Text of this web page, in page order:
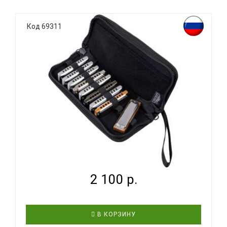
особенности: открывается по всей длине
материал верха: полиэстр PVC утеплитель:
поролон 5 мм подкладка: спанбонд молния: размер
(5) комплектация: есть карман,..
Код 69311
AMC ГС 1 - ЧЕХОЛ ДЛЯ ГУБНЫХ ГАРМОШЕК...
2 100 р.
В КОРЗИНУ